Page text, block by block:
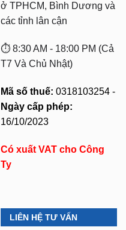
ở TPHCM, Bình Dương và
các tỉnh lân cận
⏱️ 8:30 AM - 18:00 PM (Cả
T7 Và Chủ Nhật)
Mã số thuế: 0318103254 -
Ngày cấp phép:
16/10/2023
Có xuất VAT cho Công
Ty
LIÊN HỆ TƯ VẤN